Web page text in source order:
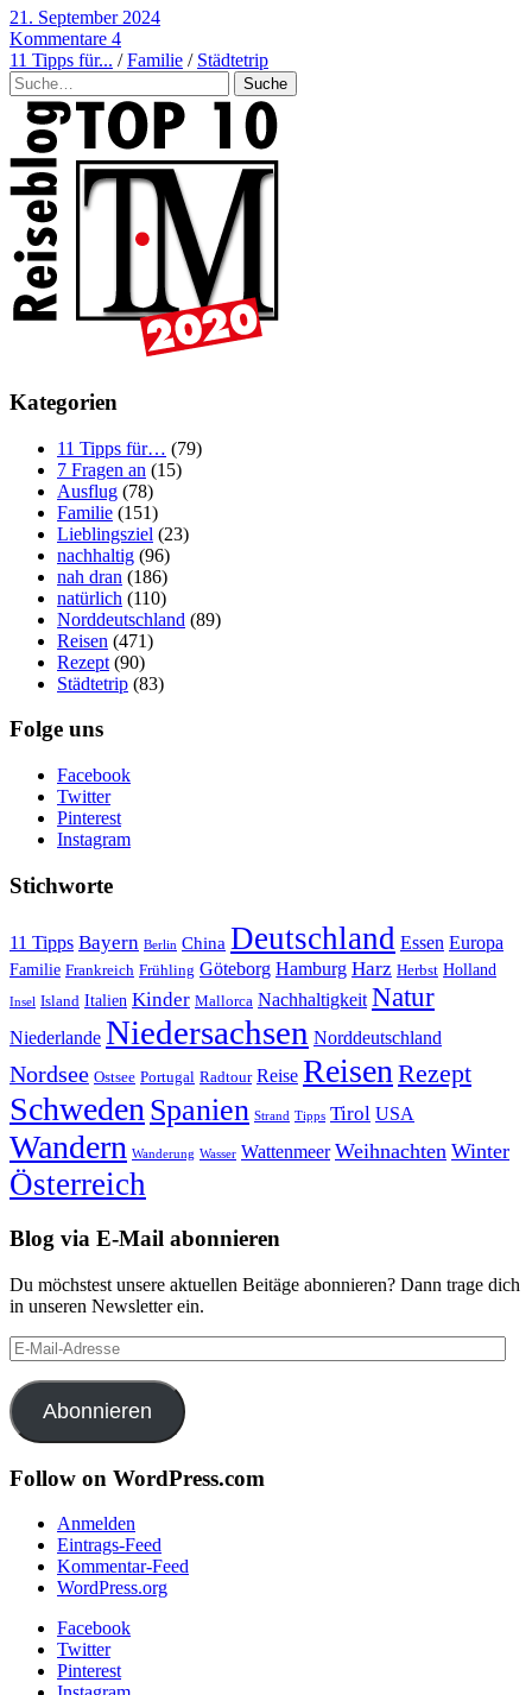
21. September 2024
Kommentare 4
11 Tipps für... /Familie / Städtetrip
Suche
Kategorien
11 Tipps für… (79)
7 Fragen an (15)
Ausflug (78)
Familie (151)
Lieblingsziel (23)
nachhaltig (96)
nah dran (186)
natürlich (110)
Norddeutschland (89)
Reisen (471)
Rezept (90)
Städtetrip (83)
Folge uns
Facebook
Twitter
Pinterest
Instagram
Stichworte
11 Tipps Bayern Berlin China Deutschland Essen Europa
Familie Frankreich Frühling Göteborg Hamburg Harz Herbst Holland
Insel Island Italien Kinder Mallorca Nachhaltigkeit Natur
Niederlande Niedersachsen Norddeutschland
Nordsee Ostsee Portugal Radtour Reise ReisenRezept
SchwedenSpanien Strand Tipps Tirol USA
Wandern Wanderung Wasser Wattenmeer Weihnachten Winter
Österreich
Blog via E-Mail abonnieren
Du möchstest unsere aktuellen Beitäge abonnieren? Dann trage dich
in unseren Newsletter ein.
E-
Mail-
Adresse
Abonnieren
Follow on WordPress.com
Anmelden
Eintrags-Feed
Kommentar-Feed
WordPress.org
Facebook
Twitter
Pinterest